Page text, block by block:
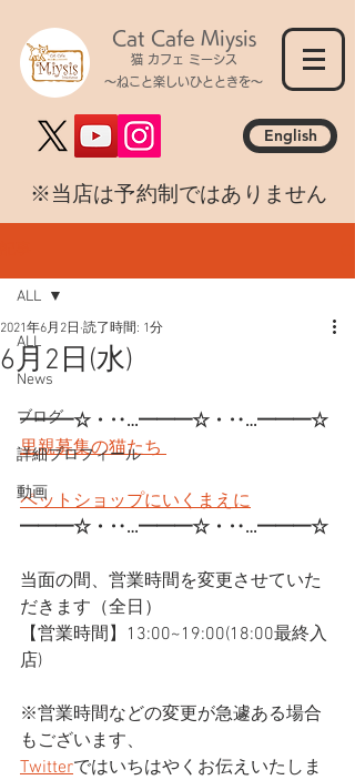
Cat Cafe Miysis
猫 カフェ ミーシス
～ねこと楽しいひとときを～
English
​※当店は予約制ではありません
ALL
News
ブログ
詳細プロフィール
動画
ALL
6月2日(水)
2021年6月2日 読了時間: 1分
━━━☆・‥…━━━☆・‥…━━━☆
里親募集の猫たち
ペットショップにいくまえに
━━━☆・‥…━━━☆・‥…━━━☆
当面の間、営業時間を変更させていた
だきます（全日）
【営業時間】13:00~19:00(18:00最終入
店)
※営業時間などの変更が急遽ある場合
もございます、
Twitterではいちはやくお伝えいたしま